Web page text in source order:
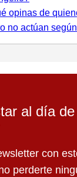
opinas de
no actúan
al día
con
perderte